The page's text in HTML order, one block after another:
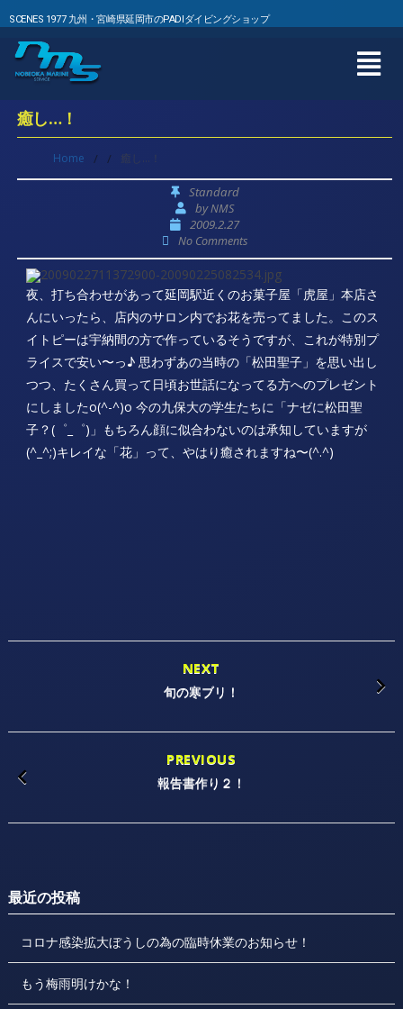
SCENES 1977 九州・宮崎県延岡市のPADIダイビングショップ
癒し…！
Home / / 癒し…！
Standard
byNMS
2009.2.27
No Comments
夜、打ち合わせがあって延岡駅近くのお菓子屋「虎屋」本店さ
んにいったら、店内のサロン内でお花を売ってました。このス
イトピーは宇納間の方で作っているそうですが、これが特別プ
ライスで安い〜っ♪ 思わずあの当時の「松田聖子」を思い出し
つつ、たくさん買って日頃お世話になってる方へのプレゼント
にしましたo(^-^)o 今の九保大の学生たちに「ナゼに松田聖
子？(゜_゜)」もちろん顔に似合わないのは承知していますが
(^_^;)キレイな「花」って、やはり癒されますね〜(^.^)
NEXT
旬の寒ブリ！
PREVIOUS
報告書作り２！
最近の投稿
コロナ感染拡大ぼうしの為の臨時休業のお知らせ！
もう梅雨明けかな！